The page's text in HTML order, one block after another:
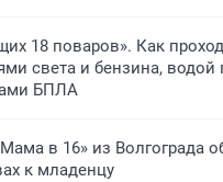
18 поваров». Как
света и бензина, водой
БПЛА
в 16» из Волгограда
к младенцу